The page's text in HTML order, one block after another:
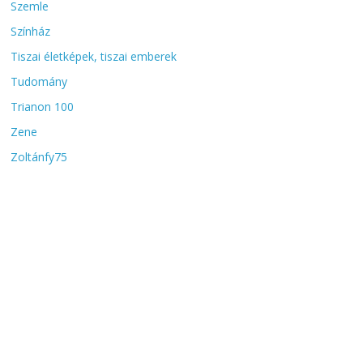
Szemle
Színház
Tiszai életképek, tiszai emberek
Tudomány
Trianon 100
Zene
Zoltánfy75